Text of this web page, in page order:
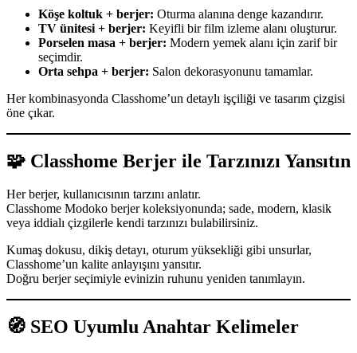
Köşe koltuk + berjer: Oturma alanına denge kazandırır.
TV ünitesi + berjer: Keyifli bir film izleme alanı oluşturur.
Porselen masa + berjer: Modern yemek alanı için zarif bir
seçimdir.
Orta sehpa + berjer: Salon dekorasyonunu tamamlar.
Her kombinasyonda Classhome’un detaylı işçiliği ve tasarım çizgisi
öne çıkar.
🧩 Classhome Berjer ile Tarzınızı Yansıtın
Her berjer, kullanıcısının tarzını anlatır.
Classhome Modoko berjer koleksiyonunda; sade, modern, klasik
veya iddialı çizgilerle kendi tarzınızı bulabilirsiniz.
Kumaş dokusu, dikiş detayı, oturum yüksekliği gibi unsurlar,
Classhome’un kalite anlayışını yansıtır.
Doğru berjer seçimiyle evinizin ruhunu yeniden tanımlayın.
🧭 SEO Uyumlu Anahtar Kelimeler